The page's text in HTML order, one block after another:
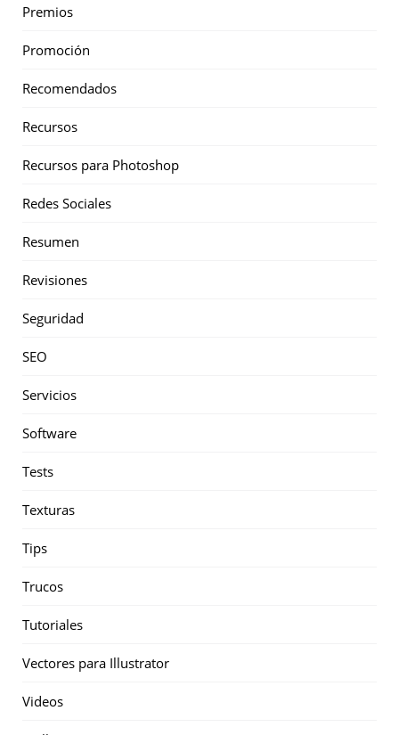
Premios
Promoción
Recomendados
Recursos
Recursos para Photoshop
Redes Sociales
Resumen
Revisiones
Seguridad
SEO
Servicios
Software
Tests
Texturas
Tips
Trucos
Tutoriales
Vectores para Illustrator
Videos